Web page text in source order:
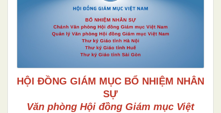
HỘI ĐỒNG GIÁM MỤC BỔ NHIỆM NHÂN
SỰ
Văn phòng Hội đồng Giám mục Việt